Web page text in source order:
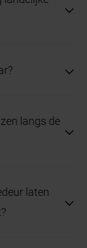
langs de
laten